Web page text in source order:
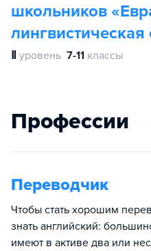
школьников
Ⅱ уровень 7-11 классы
Профессии
Переводчик
Чтобы стать хорошим
знать английский:
имеют в активе два или